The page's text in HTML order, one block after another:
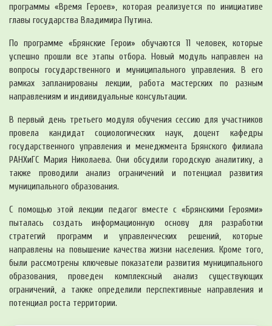
программы «Время Героев», которая реализуется по инициативе
главы государства Владимира Путина.
По программе «Брянские Герои» обучаются 11 человек, которые
успешно прошли все этапы отбора. Новый модуль направлен на
вопросы государственного и муниципального управления. В его
рамках запланированы лекции, работа мастерских по разным
направлениям и индивидуальные консультации.
В первый день третьего модуля обучения сессию для участников
провела кандидат социологических наук, доцент кафедры
государственного управления и менеджмента Брянского филиала
РАНХиГС Мария Николаева. Они обсудили городскую аналитику, а
также проводили анализ ограничений и потенциал развития
муниципального образования.
С помощью этой лекции педагог вместе с «Брянскими Героями»
пыталась создать информационную основу для разработки
стратегий программ и управленческих решений, которые
направлены на повышение качества жизни населения. Кроме того,
были рассмотрены ключевые показатели развития муниципального
образования, проведен комплексный анализ существующих
ограничений, а также определили перспективные направления и
потенциал роста территории.